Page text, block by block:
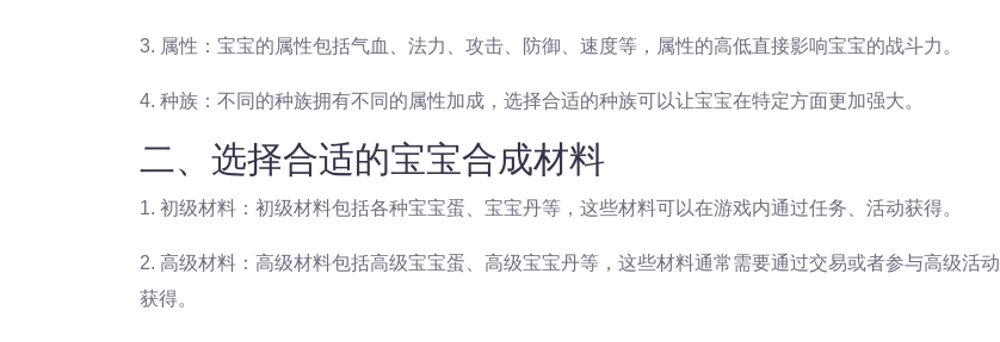
3. 属性：宝宝的属性包括气血、法力、攻击、防御、速度等，属性的高低直接影响宝宝的战斗力。
4. 种族：不同的种族拥有不同的属性加成，选择合适的种族可以让宝宝在特定方面更加强大。
二、选择合适的宝宝合成材料
1. 初级材料：初级材料包括各种宝宝蛋、宝宝丹等，这些材料可以在游戏内通过任务、活动获得。
2. 高级材料：高级材料包括高级宝宝蛋、高级宝宝丹等，这些材料通常需要通过交易或者参与高级活动
获得。